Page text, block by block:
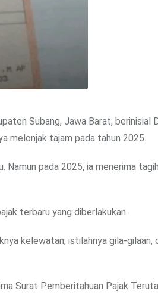
Subang, Jawa Barat, berinisial
melonjak tajam pada tahun 2025.
Namun pada 2025, ia menerima
terbaru yang diberlakukan.
kelewatan, istilahnya gila-gilaan,
Surat Pemberitahuan Pajak